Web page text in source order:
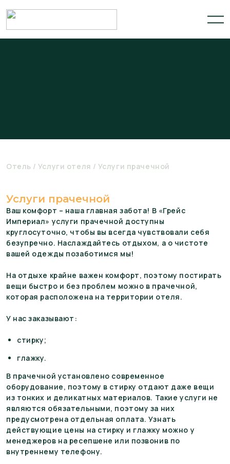
Отель Услуги отеля Услуги прачечной
Услуги прачечной
Ваш комфорт – наша главная забота! В «Грейс
Империал» услуги прачечной доступны
круглосуточно, чтобы вы всегда чувствовали себя
безупречно. Наслаждайтесь отдыхом, а о чистоте
вашей одежды позаботимся мы!
На отдыхе крайне важен комфорт, поэтому постирать
вещи быстро и без проблем можно в прачечной,
которая расположена на территории отеля.
У нас заказывают:
стирку;
глажку.
В прачечной установлено современное
оборудование, поэтому в стирку отдают даже вещи
из тонких и деликатных материалов. Такие услуги не
являются обязательными, поэтому за них
предусмотрена отдельная оплата. Узнать
действующие цены на стирку и глажку можно у
менеджеров на ресепшене или позвонив по
внутреннему телефону.